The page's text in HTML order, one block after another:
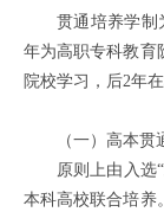
贯通培养学制
年为高职专科教育
院校学习，后2年
（一）高本贯
原则上由入选
本科高校联合培养